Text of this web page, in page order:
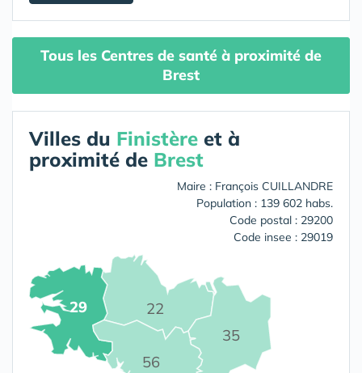
Tous les Centres de santé à proximité de
Brest
Villes du Finistère et à
proximité de Brest
Maire : François CUILLANDRE
Population : 139 602 habs.
Code postal : 29200
Code insee : 29019
22
29
35
56